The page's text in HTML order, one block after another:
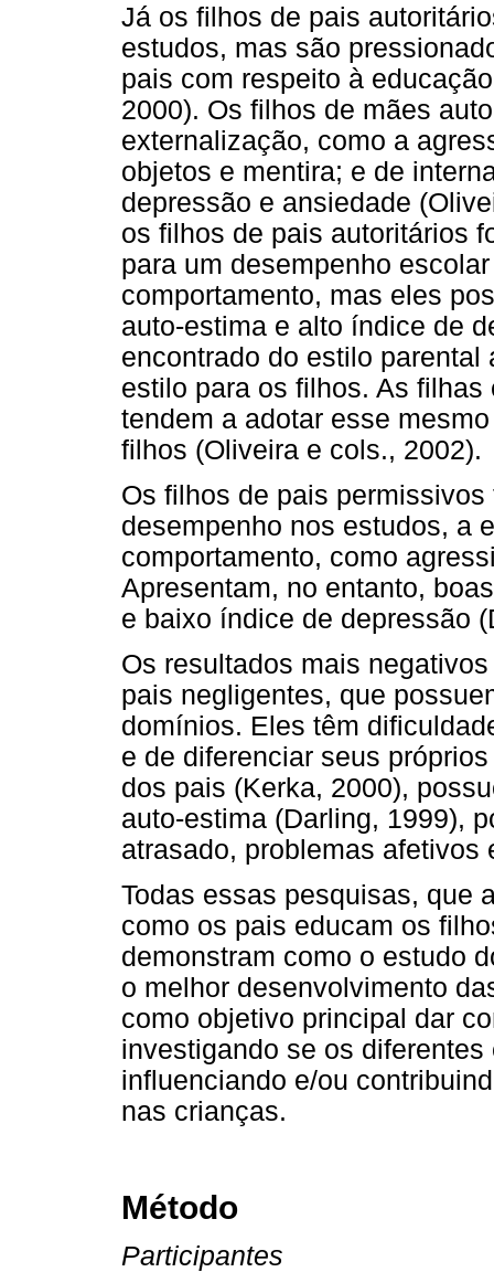
Já os filhos de pais
estudos, mas são
pais com respeito à
2000). Os filhos de mães
externalização, como a
objetos e mentira; e de
depressão e ansiedade
os filhos de pais autoritários
para um desempenho
comportamento, mas eles
auto-estima e alto índice de
encontrado do estilo
estilo para os filhos. As
tendem a adotar esse
filhos (Oliveira e cols., 2002).
Os filhos de pais
desempenho nos estudos, a
comportamento, como
Apresentam, no entanto,
e baixo índice de depressão
Os resultados mais
pais negligentes, que
domínios. Eles têm
e de diferenciar seus
dos pais (Kerka, 2000),
auto-estima (Darling, 1999),
atrasado, problemas afetivos
Todas essas pesquisas, que
como os pais educam os
demonstram como o estudo
o melhor desenvolvimento
como objetivo principal dar
investigando se os
influenciando e/ou
nas crianças.
Método
Participantes